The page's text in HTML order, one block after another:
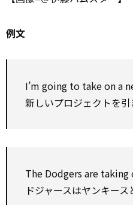
例文
I’m going to take on a
新しいプロジェクトを引
The Dodgers are taking
ドジャースはヤンキース